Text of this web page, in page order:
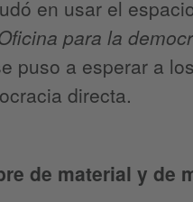
en usar el
para la
puso a esperar a
directa.
de material y de